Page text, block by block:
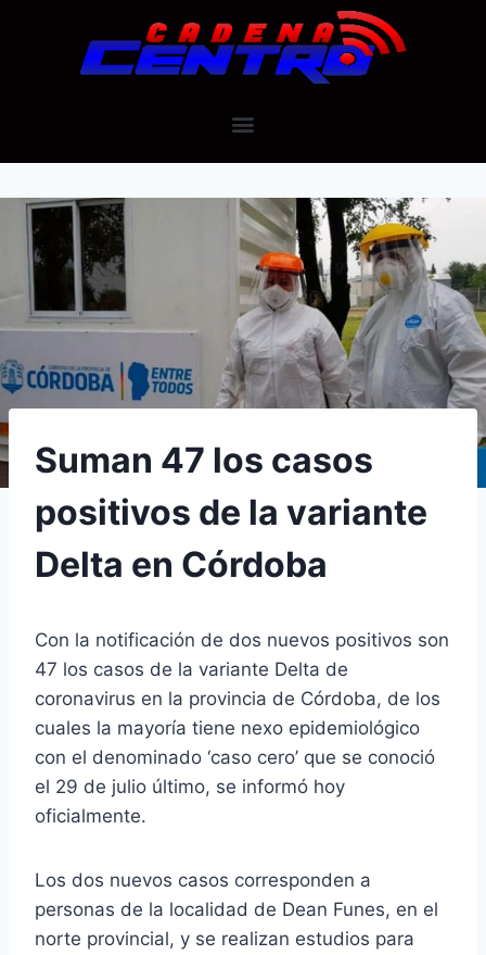
Suman 47 los casos
positivos de la variante
Delta en Córdoba
Con la notificación de dos nuevos positivos son
47 los casos de la variante Delta de
coronavirus en la provincia de Córdoba, de los
cuales la mayoría tiene nexo epidemiológico
con el denominado ‘caso cero’ que se conoció
el 29 de julio último, se informó hoy
oficialmente.
Los dos nuevos casos corresponden a
personas de la localidad de Dean Funes, en el
norte provincial, y se realizan estudios para